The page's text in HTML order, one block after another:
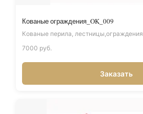
Кованые ограждения_OK_009
Кованые перила, лестницы,ограждения
7000 руб.
Заказать